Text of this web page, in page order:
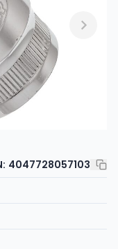
4047728057103